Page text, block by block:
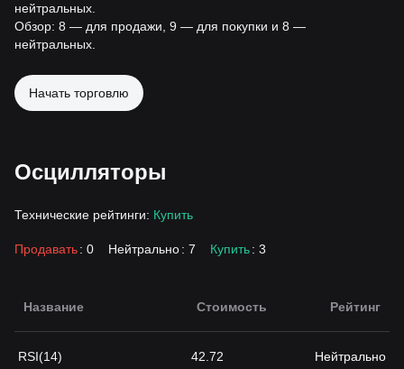
нейтральных.
Обзор: 8 — для продажи, 9 — для покупки и 8 —
нейтральных.
Начать торговлю
Осцилляторы
Технические рейтинги: Купить
Продавать: 0 Нейтрально: 7 Купить: 3
Название Стоимость Рейтинг
RSI(14) 42.72 Нейтрально